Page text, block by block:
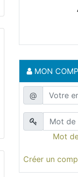
MON
@
Mot
Créer un